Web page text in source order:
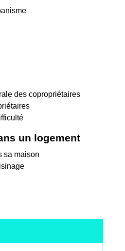
des copropriétaires
un logement
sa maison